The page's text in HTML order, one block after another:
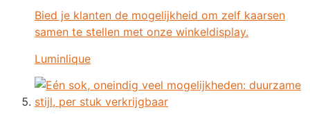
Bied je klanten de mogelijkheid om zelf kaarsen
samen te stellen met onze winkeldisplay.
Luminlique